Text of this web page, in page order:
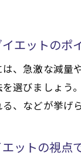
エットのポ
、急激な減量
選びましょう
、などが挙げ
ットの視点